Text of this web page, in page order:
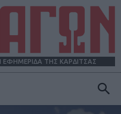
ΤΗΣ ΚΑΡΔΙΤΣΑΣ